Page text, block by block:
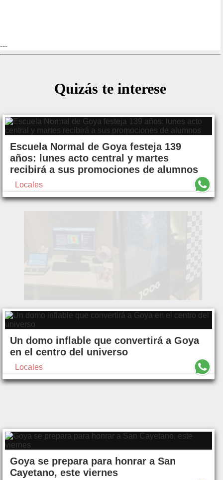
---
Quizás te interese
Escuela Normal de Goya festeja 139
años: lunes acto central y martes
recibirá a sus promociones de alumnos
Locales
Un domo inflable que convertirá a Goya
en el centro del universo
Locales
Goya se prepara para honrar a San
Cayetano, este viernes